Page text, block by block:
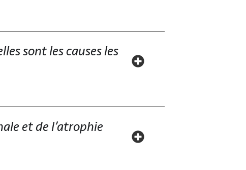
sont les causes les
et de l’atrophie